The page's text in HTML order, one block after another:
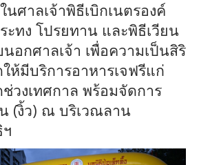
ศาลเจ้าพิธีเบิกเนตรองค์
ทง โปรยทาน และพิธีเวียน
อกศาลเจ้า เพื่อความเป็นสิริ
ห้มีบริการอาหารเจฟรีแก่
วงเทศกาล พร้อมจัดการ
(งิ้ว) ณ บริเวณลาน